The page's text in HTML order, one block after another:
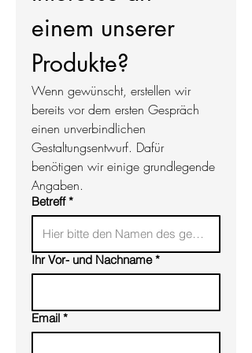
Herkunft. Der Stein kann vor der
Bearbeitung individuell ausgewählt
werden.
Ihren Vorgaben. Sollten Sie noch
Anpassungswünsche haben, stimmen
wir diese gerne mit Ihnen ab. Wir
beginnen mit der Herstellung, sobald
Sie zufrieden sind.
einem unserer
Produkte?
Wenn gewünscht, erstellen wir
bereits vor dem ersten Gespräch
einen unverbindlichen
Gestaltungsentwurf. Dafür
benötigen wir einige grundlegende
Angaben.
Betreff *
Ihr Vor- und Nachname *
Email *